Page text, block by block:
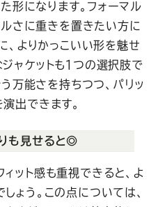
形になります。フォーマル
ルさに重きを置きたい方に
、よりかっこいい形を魅せ
ャケットも１つの選択肢で
万能さを持ちつつ、パリッ
出できます。
も見せると◎
ィット感も重視できると、よ
ょう。この点については、